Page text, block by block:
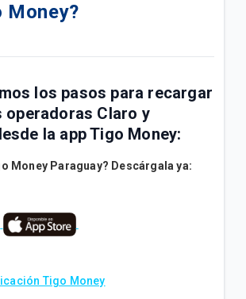
Alias con Tigo Money?
limites de transacciones en la
tiene la Tarjeta Tigo Money?
Money?
los pasos para recargar
operadoras Claro y
la app Tigo Money:
Money Paraguay? Descárgala ya:
Tigo Money